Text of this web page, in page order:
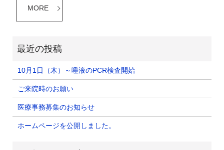
MORE
10月1日（木）～唾液のPCR検査開始
ご来院時のお願い
医療事務募集のお知らせ
ホームページを公開しました。